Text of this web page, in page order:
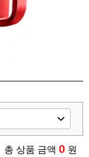
총 상품 금액 0 원